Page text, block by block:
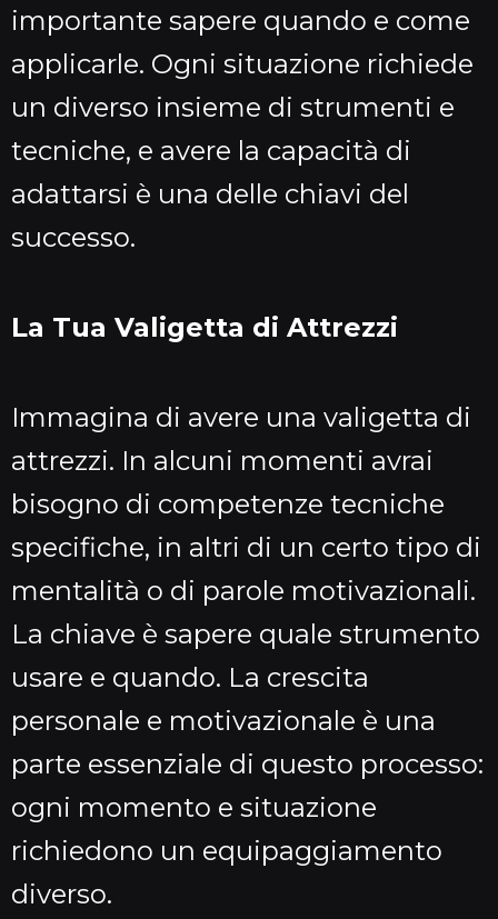
importante sapere quando e come
applicarle. Ogni situazione richiede
un diverso insieme di strumenti e
tecniche, e avere la capacità di
adattarsi è una delle chiavi del
successo.
La Tua Valigetta di Attrezzi
Immagina di avere una valigetta di
attrezzi. In alcuni momenti avrai
bisogno di competenze tecniche
specifiche, in altri di un certo tipo di
mentalità o di parole motivazionali.
La chiave è sapere quale strumento
usare e quando. La crescita
personale e motivazionale è una
parte essenziale di questo processo:
ogni momento e situazione
richiedono un equipaggiamento
diverso.